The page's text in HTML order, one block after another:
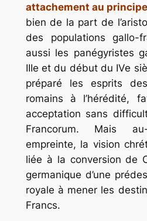
attachement au
bien de la part de
des populations gallo-
aussi les panégyristes
IIIe et du début du IVe
préparé les esprits
romains à l’hérédité,
acceptation sans
Francorum. Mais
empreinte, la vision
liée à la conversion de
germanique d’une
royale à mener les
Francs.